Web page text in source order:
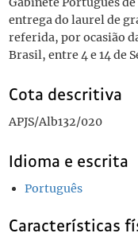
entrega do laurel de
referida, por ocasião
Brasil, entre 4 e 14 de
Cota descritiva
APJS/Alb132/020
Idioma e escrita
Português
Características